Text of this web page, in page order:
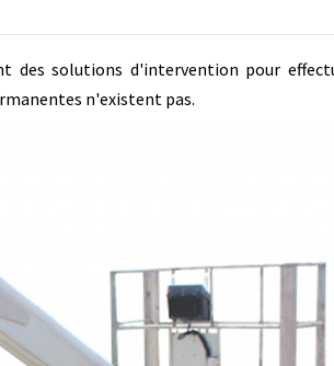
des solutions d'intervention pour
n'existent pas.